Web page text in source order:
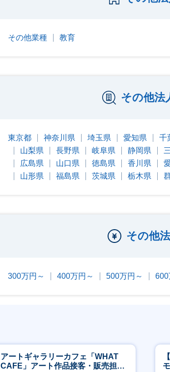
その他業種 教育
その他法
東京都 神奈川県 埼玉県 愛知県 千
山梨県
長野県 岐阜県 静岡県
広島県
山口県 徳島県 香川県
山形県
福島県 茨城県 栃木県
その他
300万円～ 400万円～ 500万円～ 600
アートギャラリーカフェ「WHAT
CAFE」アート作品接客・販売担当